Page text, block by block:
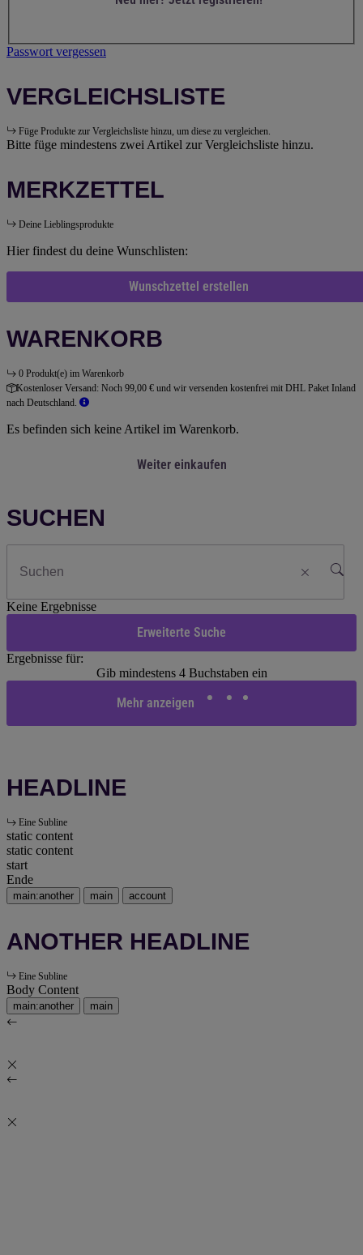
Passwort vergessen
VERGLEICHSLISTE
Füge Produkte zur Vergleichsliste hinzu, um diese zu vergleichen.
Bitte füge mindestens zwei Artikel zur Vergleichsliste hinzu.
MERKZETTEL
Deine Lieblingsprodukte
Hier findest du deine Wunschlisten:
Wunschzettel erstellen
WARENKORB
0 Produkt(e) im Warenkorb
Kostenloser Versand: Noch 99,00 € und wir versenden kostenfrei mit DHL Paket Inland
nach Deutschland.
Es befinden sich keine Artikel im Warenkorb.
Weiter einkaufen
SUCHEN
Keine Ergebnisse
Erweiterte Suche
Ergebnisse für:
Gib mindestens 4 Buchstaben ein
Mehr anzeigen
HEADLINE
Eine Subline
static content
static content
start
Ende
main:another main account
ANOTHER HEADLINE
Eine Subline
Body Content
main:another main